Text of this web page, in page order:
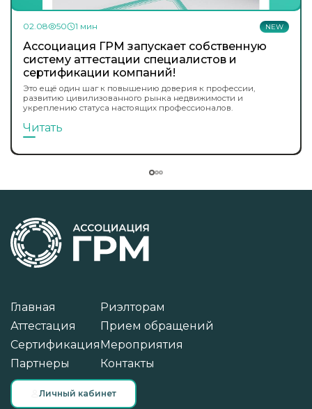
NEW
02.08 50 1 мин
Ассоциация ГРМ запускает собственную
систему аттестации специалистов и
сертификации компаний!
Это ещё один шаг к повышению доверия к профессии,
развитию цивилизованного рынка недвижимости и
укреплению статуса настоящих профессионалов.
Читать
Главная
Аттестация
Сертификация
Партнеры
Риэлторам
Прием обращений
Мероприятия
Контакты
Личный кабинет